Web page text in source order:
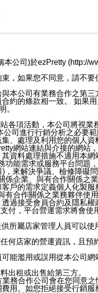
公司)於ezPretty (http://
，如果您不同意，請不要
本公司有業務合作之第
約的條款相一致。 如果
。
各項活動，本公司將視
司進行行銷分析之必要
、處理及利用您的個人資
網站連結與介接的網
資料處理措施不適用本
能需求或服務平台問
來解決爭議、檢修障礙
企業、與有合作關係
戶的需求定義個人化製
合作關係之業務夥伴
過接受會員合約及隱私
付，平台營運需求將會
所屬店家管理人員可以
何店家的營運資訊，且
能濫用或誤用從本公司
出租或出售給第三方。
務合作公司會在您同意
用。如您拒絕接受行銷